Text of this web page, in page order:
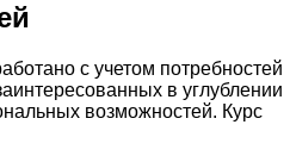
с учетом потребностей
в углублении
возможностей. Курс